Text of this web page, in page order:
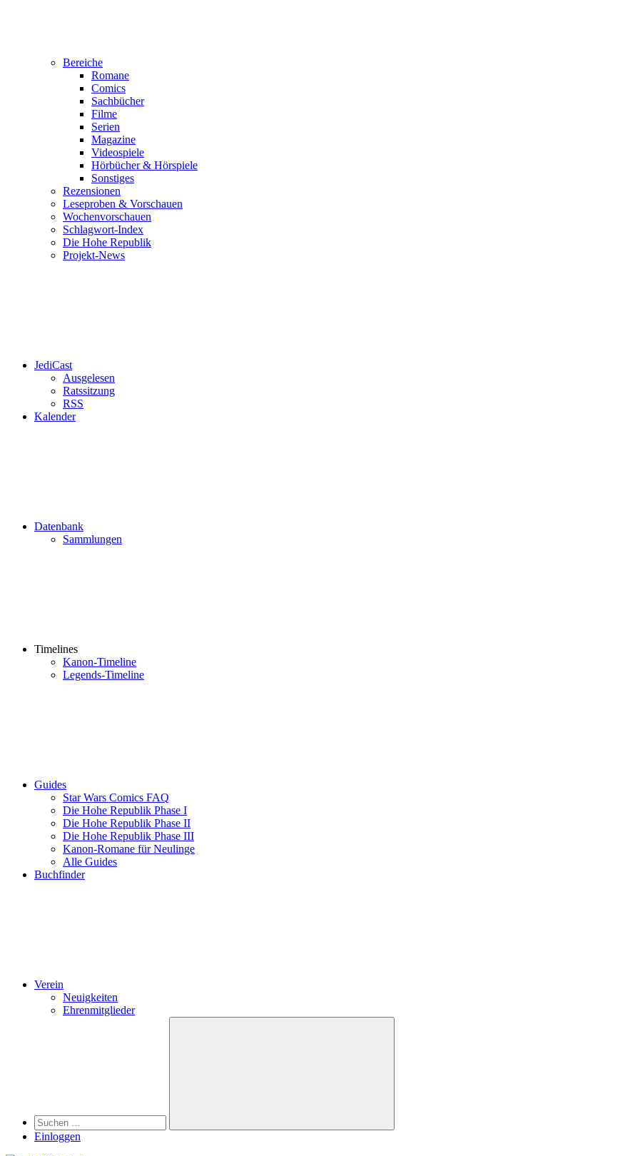
Bereiche
Romane
Comics
Sachbücher
Filme
Serien
Magazine
Videospiele
Hörbücher & Hörspiele
Sonstiges
Rezensionen
Leseproben & Vorschauen
Wochenvorschauen
Schlagwort-Index
Die Hohe Republik
Projekt-News
JediCast
Ausgelesen
Ratssitzung
RSS
Kalender
Datenbank
Sammlungen
Timelines
Kanon-Timeline
Legends-Timeline
Guides
Star Wars Comics FAQ
Die Hohe Republik Phase I
Die Hohe Republik Phase II
Die Hohe Republik Phase III
Kanon-Romane für Neulinge
Alle Guides
Buchfinder
Verein
Neuigkeiten
Ehrenmitglieder
Suchen
Einloggen